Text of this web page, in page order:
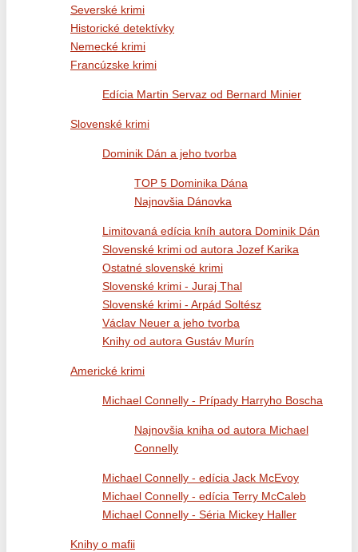
Severské krimi
Historické detektívky
Nemecké krimi
Francúzske krimi
Edícia Martin Servaz od Bernard Minier
Slovenské krimi
Dominik Dán a jeho tvorba
TOP 5 Dominika Dána
Najnovšia Dánovka
Limitovaná edícia kníh autora Dominik Dán
Slovenské krimi od autora Jozef Karika
Ostatné slovenské krimi
Slovenské krimi - Juraj Thal
Slovenské krimi - Arpád Soltész
Václav Neuer a jeho tvorba
Knihy od autora Gustáv Murín
Americké krimi
Michael Connelly - Prípady Harryho Boscha
Najnovšia kniha od autora Michael
Connelly
Michael Connelly - edícia Jack McEvoy
Michael Connelly - edícia Terry McCaleb
Michael Connelly - Séria Mickey Haller
Knihy o mafii